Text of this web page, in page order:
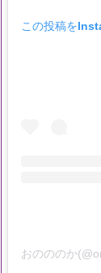
この投稿を
おのののか